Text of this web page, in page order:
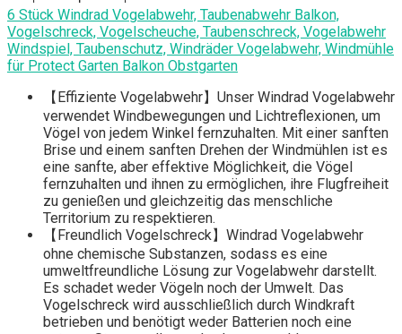
6 Stück Windrad Vogelabwehr, Taubenabwehr Balkon,
Vogelschreck, Vogelscheuche, Taubenschreck, Vogelabwehr
Windspiel, Taubenschutz, Windräder Vogelabwehr, Windmühle
für Protect Garten Balkon Obstgarten
【Effiziente Vogelabwehr】Unser Windrad Vogelabwehr
verwendet Windbewegungen und Lichtreflexionen, um
Vögel von jedem Winkel fernzuhalten. Mit einer sanften
Brise und einem sanften Drehen der Windmühlen ist es
eine sanfte, aber effektive Möglichkeit, die Vögel
fernzuhalten und ihnen zu ermöglichen, ihre Flugfreiheit
zu genießen und gleichzeitig das menschliche
Territorium zu respektieren.
【Freundlich Vogelschreck】Windrad Vogelabwehr
ohne chemische Substanzen, sodass es eine
umweltfreundliche Lösung zur Vogelabwehr darstellt.
Es schadet weder Vögeln noch der Umwelt. Das
Vogelschreck wird ausschließlich durch Windkraft
betrieben und benötigt weder Batterien noch eine